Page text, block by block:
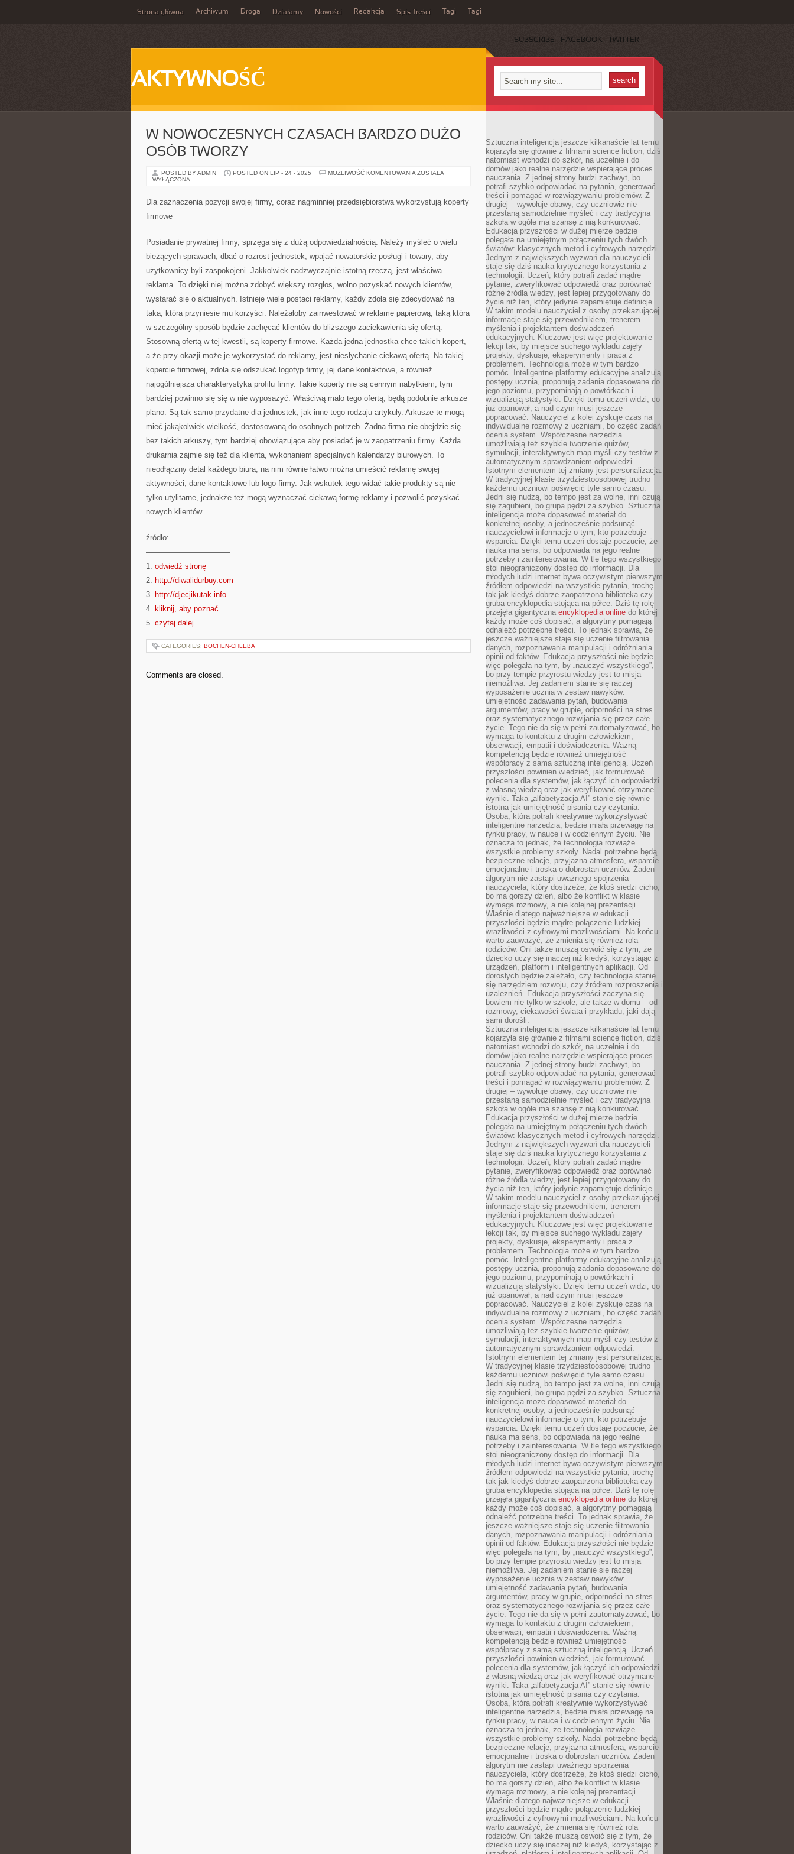
Strona główna Archiwum Droga Działamy Nowości Redakcja Spis Treści Tagi Tagi
SUBSCRIBE FACEBOOK TWITTER
AKTYWNOŚĆ
W NOWOCZESNYCH CZASACH BARDZO DUŻO
OSÓB TWORZY
POSTED BY ADMIN POSTED ON LIP - 24 - 2025 MOŻLIWOŚĆ KOMENTOWANIA W
DUŻO
OSÓB
ZOSTAŁA
WYŁĄCZONA
Dla zaznaczenia pozycji swojej firmy, coraz nagminniej przedsiębiorstwa wykorzystują koperty
firmowe
Posiadanie prywatnej firmy, sprzęga się z dużą odpowiedzialnością. Należy myśleć o wielu
bieżących sprawach, dbać o rozrost jednostek, wpajać nowatorskie posługi i towary, aby
użytkownicy byli zaspokojeni. Jakkolwiek nadzwyczajnie istotną rzeczą, jest właściwa
reklama. To dzięki niej można zdobyć większy rozgłos, wolno pozyskać nowych klientów,
wystarać się o aktualnych. Istnieje wiele postaci reklamy, każdy zdoła się zdecydować na
taką, która przyniesie mu korzyści. Należałoby zainwestować w reklamę papierową, taką która
w szczególny sposób będzie zachęcać klientów do bliższego zaciekawienia się ofertą.
Stosowną ofertą w tej kwestii, są koperty firmowe. Każda jedna jednostka chce takich kopert,
a że przy okazji może je wykorzystać do reklamy, jest niesłychanie ciekawą ofertą. Na takiej
kopercie firmowej, zdoła się odszukać logotyp firmy, jej dane kontaktowe, a również
najogólniejsza charakterystyka profilu firmy. Takie koperty nie są cennym nabytkiem, tym
bardziej powinno się się w nie wyposażyć. Właściwą mało tego ofertą, będą podobnie arkusze
plano. Są tak samo przydatne dla jednostek, jak inne tego rodzaju artykuły. Arkusze te mogą
mieć jakąkolwiek wielkość, dostosowaną do osobnych potrzeb. Żadna firma nie obejdzie się
bez takich arkuszy, tym bardziej obowiązujące aby posiadać je w zaopatrzeniu firmy. Każda
drukarnia zajmie się też dla klienta, wykonaniem specjalnych kalendarzy biurowych. To
nieodłączny detal każdego biura, na nim równie łatwo można umieścić reklamę swojej
aktywności, dane kontaktowe lub logo firmy. Jak wskutek tego widać takie produkty są nie
tylko utylitarne, jednakże też mogą wyznaczać ciekawą formę reklamy i pozwolić pozyskać
nowych klientów.
źródło:
———————————
1. odwiedź stronę
2. http://diwalidurbuy.com
3. http://djecjikutak.info
4. kliknij, aby poznać
5. czytaj dalej
CATEGORIES: BOCHEN-CHLEBA
Comments are closed.
Sztuczna inteligencja jeszcze kilkanaście lat temu
kojarzyła się głównie z filmami science fiction, dziś
natomiast wchodzi do szkół, na uczelnie i do
domów jako realne narzędzie wspierające proces
nauczania. Z jednej strony budzi zachwyt, bo
potrafi szybko odpowiadać na pytania, generować
treści i pomagać w rozwiązywaniu problemów. Z
drugiej – wywołuje obawy, czy uczniowie nie
przestaną samodzielnie myśleć i czy tradycyjna
szkoła w ogóle ma szansę z nią konkurować.
Edukacja przyszłości w dużej mierze będzie
polegała na umiejętnym połączeniu tych dwóch
światów: klasycznych metod i cyfrowych narzędzi.
Jednym z największych wyzwań dla nauczycieli
staje się dziś nauka krytycznego korzystania z
technologii. Uczeń, który potrafi zadać mądre
pytanie, zweryfikować odpowiedź oraz porównać
różne źródła wiedzy, jest lepiej przygotowany do
życia niż ten, który jedynie zapamiętuje definicje.
W takim modelu nauczyciel z osoby przekazującej
informacje staje się przewodnikiem, trenerem
myślenia i projektantem doświadczeń
edukacyjnych. Kluczowe jest więc projektowanie
lekcji tak, by miejsce suchego wykładu zajęły
projekty, dyskusje, eksperymenty i praca z
problemem. Technologia może w tym bardzo
pomóc. Inteligentne platformy edukacyjne analizują
postępy ucznia, proponują zadania dopasowane do
jego poziomu, przypominają o powtórkach i
wizualizują statystyki. Dzięki temu uczeń widzi, co
już opanował, a nad czym musi jeszcze
popracować. Nauczyciel z kolei zyskuje czas na
indywidualne rozmowy z uczniami, bo część zadań
ocenia system. Współczesne narzędzia
umożliwiają też szybkie tworzenie quizów,
symulacji, interaktywnych map myśli czy testów z
automatycznym sprawdzaniem odpowiedzi.
Istotnym elementem tej zmiany jest personalizacja.
W tradycyjnej klasie trzydziestoosobowej trudno
każdemu uczniowi poświęcić tyle samo czasu.
Jedni się nudzą, bo tempo jest za wolne, inni czują
się zagubieni, bo grupa pędzi za szybko. Sztuczna
inteligencja może dopasować materiał do
konkretnej osoby, a jednocześnie podsunąć
nauczycielowi informacje o tym, kto potrzebuje
wsparcia. Dzięki temu uczeń dostaje poczucie, że
nauka ma sens, bo odpowiada na jego realne
potrzeby i zainteresowania. W tle tego wszystkiego
stoi nieograniczony dostęp do informacji. Dla
młodych ludzi internet bywa oczywistym pierwszym
źródłem odpowiedzi na wszystkie pytania, trochę
tak jak kiedyś dobrze zaopatrzona biblioteka czy
gruba encyklopedia stojąca na półce. Dziś tę rolę
przejęła gigantyczna encyklopedia online do której
każdy może coś dopisać, a algorytmy pomagają
odnaleźć potrzebne treści. To jednak sprawia, że
jeszcze ważniejsze staje się uczenie filtrowania
danych, rozpoznawania manipulacji i odróżniania
opinii od faktów. Edukacja przyszłości nie będzie
więc polegała na tym, by „nauczyć wszystkiego”,
bo przy tempie przyrostu wiedzy jest to misja
niemożliwa. Jej zadaniem stanie się raczej
wyposażenie ucznia w zestaw nawyków:
umiejętność zadawania pytań, budowania
argumentów, pracy w grupie, odporności na stres
oraz systematycznego rozwijania się przez całe
życie. Tego nie da się w pełni zautomatyzować, bo
wymaga to kontaktu z drugim człowiekiem,
obserwacji, empatii i doświadczenia. Ważną
kompetencją będzie również umiejętność
współpracy z samą sztuczną inteligencją. Uczeń
przyszłości powinien wiedzieć, jak formułować
polecenia dla systemów, jak łączyć ich odpowiedzi
z własną wiedzą oraz jak weryfikować otrzymane
wyniki. Taka „alfabetyzacja AI” stanie się równie
istotna jak umiejętność pisania czy czytania.
Osoba, która potrafi kreatywnie wykorzystywać
inteligentne narzędzia, będzie miała przewagę na
rynku pracy, w nauce i w codziennym życiu. Nie
oznacza to jednak, że technologia rozwiąże
wszystkie problemy szkoły. Nadal potrzebne będą
bezpieczne relacje, przyjazna atmosfera, wsparcie
emocjonalne i troska o dobrostan uczniów. Żaden
algorytm nie zastąpi uważnego spojrzenia
nauczyciela, który dostrzeże, że ktoś siedzi cicho,
bo ma gorszy dzień, albo że konflikt w klasie
wymaga rozmowy, a nie kolejnej prezentacji.
Właśnie dlatego najważniejsze w edukacji
przyszłości będzie mądre połączenie ludzkiej
wrażliwości z cyfrowymi możliwościami. Na końcu
warto zauważyć, że zmienia się również rola
rodziców. Oni także muszą oswoić się z tym, że
dziecko uczy się inaczej niż kiedyś, korzystając z
urządzeń, platform i inteligentnych aplikacji. Od
dorosłych będzie zależało, czy technologia stanie
się narzędziem rozwoju, czy źródłem rozproszenia i
uzależnień. Edukacja przyszłości zaczyna się
bowiem nie tylko w szkole, ale także w domu – od
rozmowy, ciekawości świata i przykładu, jaki dają
sami dorośli.
Sztuczna inteligencja jeszcze kilkanaście lat temu
kojarzyła się głównie z filmami science fiction, dziś
natomiast wchodzi do szkół, na uczelnie i do
domów jako realne narzędzie wspierające proces
nauczania. Z jednej strony budzi zachwyt, bo
potrafi szybko odpowiadać na pytania, generować
treści i pomagać w rozwiązywaniu problemów. Z
drugiej – wywołuje obawy, czy uczniowie nie
przestaną samodzielnie myśleć i czy tradycyjna
szkoła w ogóle ma szansę z nią konkurować.
Edukacja przyszłości w dużej mierze będzie
polegała na umiejętnym połączeniu tych dwóch
światów: klasycznych metod i cyfrowych narzędzi.
Jednym z największych wyzwań dla nauczycieli
staje się dziś nauka krytycznego korzystania z
technologii. Uczeń, który potrafi zadać mądre
pytanie, zweryfikować odpowiedź oraz porównać
różne źródła wiedzy, jest lepiej przygotowany do
życia niż ten, który jedynie zapamiętuje definicje.
W takim modelu nauczyciel z osoby przekazującej
informacje staje się przewodnikiem, trenerem
myślenia i projektantem doświadczeń
edukacyjnych. Kluczowe jest więc projektowanie
lekcji tak, by miejsce suchego wykładu zajęły
projekty, dyskusje, eksperymenty i praca z
problemem. Technologia może w tym bardzo
pomóc. Inteligentne platformy edukacyjne analizują
postępy ucznia, proponują zadania dopasowane do
jego poziomu, przypominają o powtórkach i
wizualizują statystyki. Dzięki temu uczeń widzi, co
już opanował, a nad czym musi jeszcze
popracować. Nauczyciel z kolei zyskuje czas na
indywidualne rozmowy z uczniami, bo część zadań
ocenia system. Współczesne narzędzia
umożliwiają też szybkie tworzenie quizów,
symulacji, interaktywnych map myśli czy testów z
automatycznym sprawdzaniem odpowiedzi.
Istotnym elementem tej zmiany jest personalizacja.
W tradycyjnej klasie trzydziestoosobowej trudno
każdemu uczniowi poświęcić tyle samo czasu.
Jedni się nudzą, bo tempo jest za wolne, inni czują
się zagubieni, bo grupa pędzi za szybko. Sztuczna
inteligencja może dopasować materiał do
konkretnej osoby, a jednocześnie podsunąć
nauczycielowi informacje o tym, kto potrzebuje
wsparcia. Dzięki temu uczeń dostaje poczucie, że
nauka ma sens, bo odpowiada na jego realne
potrzeby i zainteresowania. W tle tego wszystkiego
stoi nieograniczony dostęp do informacji. Dla
młodych ludzi internet bywa oczywistym pierwszym
źródłem odpowiedzi na wszystkie pytania, trochę
tak jak kiedyś dobrze zaopatrzona biblioteka czy
gruba encyklopedia stojąca na półce. Dziś tę rolę
przejęła gigantyczna encyklopedia online do której
każdy może coś dopisać, a algorytmy pomagają
odnaleźć potrzebne treści. To jednak sprawia, że
jeszcze ważniejsze staje się uczenie filtrowania
danych, rozpoznawania manipulacji i odróżniania
opinii od faktów. Edukacja przyszłości nie będzie
więc polegała na tym, by „nauczyć wszystkiego”,
bo przy tempie przyrostu wiedzy jest to misja
niemożliwa. Jej zadaniem stanie się raczej
wyposażenie ucznia w zestaw nawyków:
umiejętność zadawania pytań, budowania
argumentów, pracy w grupie, odporności na stres
oraz systematycznego rozwijania się przez całe
życie. Tego nie da się w pełni zautomatyzować, bo
wymaga to kontaktu z drugim człowiekiem,
obserwacji, empatii i doświadczenia. Ważną
kompetencją będzie również umiejętność
współpracy z samą sztuczną inteligencją. Uczeń
przyszłości powinien wiedzieć, jak formułować
polecenia dla systemów, jak łączyć ich odpowiedzi
z własną wiedzą oraz jak weryfikować otrzymane
wyniki. Taka „alfabetyzacja AI” stanie się równie
istotna jak umiejętność pisania czy czytania.
Osoba, która potrafi kreatywnie wykorzystywać
inteligentne narzędzia, będzie miała przewagę na
rynku pracy, w nauce i w codziennym życiu. Nie
oznacza to jednak, że technologia rozwiąże
wszystkie problemy szkoły. Nadal potrzebne będą
bezpieczne relacje, przyjazna atmosfera, wsparcie
emocjonalne i troska o dobrostan uczniów. Żaden
algorytm nie zastąpi uważnego spojrzenia
nauczyciela, który dostrzeże, że ktoś siedzi cicho,
bo ma gorszy dzień, albo że konflikt w klasie
wymaga rozmowy, a nie kolejnej prezentacji.
Właśnie dlatego najważniejsze w edukacji
przyszłości będzie mądre połączenie ludzkiej
wrażliwości z cyfrowymi możliwościami. Na końcu
warto zauważyć, że zmienia się również rola
rodziców. Oni także muszą oswoić się z tym, że
dziecko uczy się inaczej niż kiedyś, korzystając z